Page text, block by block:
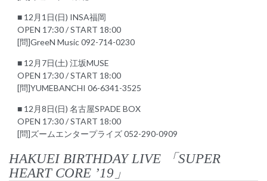
■ 12月1日(日) INSA福岡
OPEN 17:30 / START 18:00
[問]GreeN Music 092-714-0230
■ 12月7日(土) 江坂MUSE
OPEN 17:30 / START 18:00
[問]YUMEBANCHI 06-6341-3525
■ 12月8日(日) 名古屋SPADE BOX
OPEN 17:30 / START 18:00
[問]ズームエンタープライズ 052-290-0909
HAKUEI BIRTHDAY LIVE 「SUPER
HEART CORE ’19」